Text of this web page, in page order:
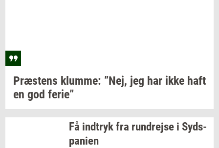
Præ­stens klum­me: ”Nej, jeg har ikke haft
en god ferie”
Få ind­trykfra run­drej­se i Syds­
pa­ni­en